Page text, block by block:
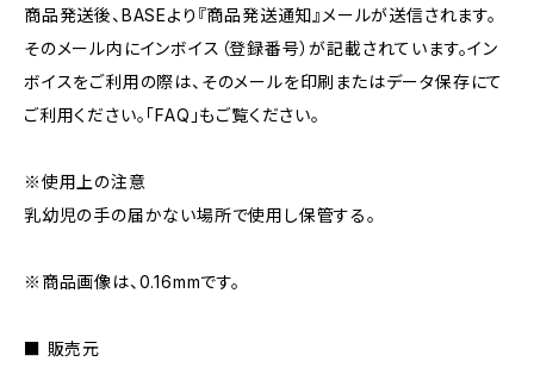
商品発送後、BASEより『商品発送通知』メールが送信されます。
そのメール内にインボイス（登録番号）が記載されています。イン
ボイスをご利用の際は、そのメールを印刷またはデータ保存にて
ご利用ください。「FAQ」もご覧ください。
※使用上の注意
乳幼児の手の届かない場所で使用し保管する。
※商品画像は、0.16mmです。
■ 販売元